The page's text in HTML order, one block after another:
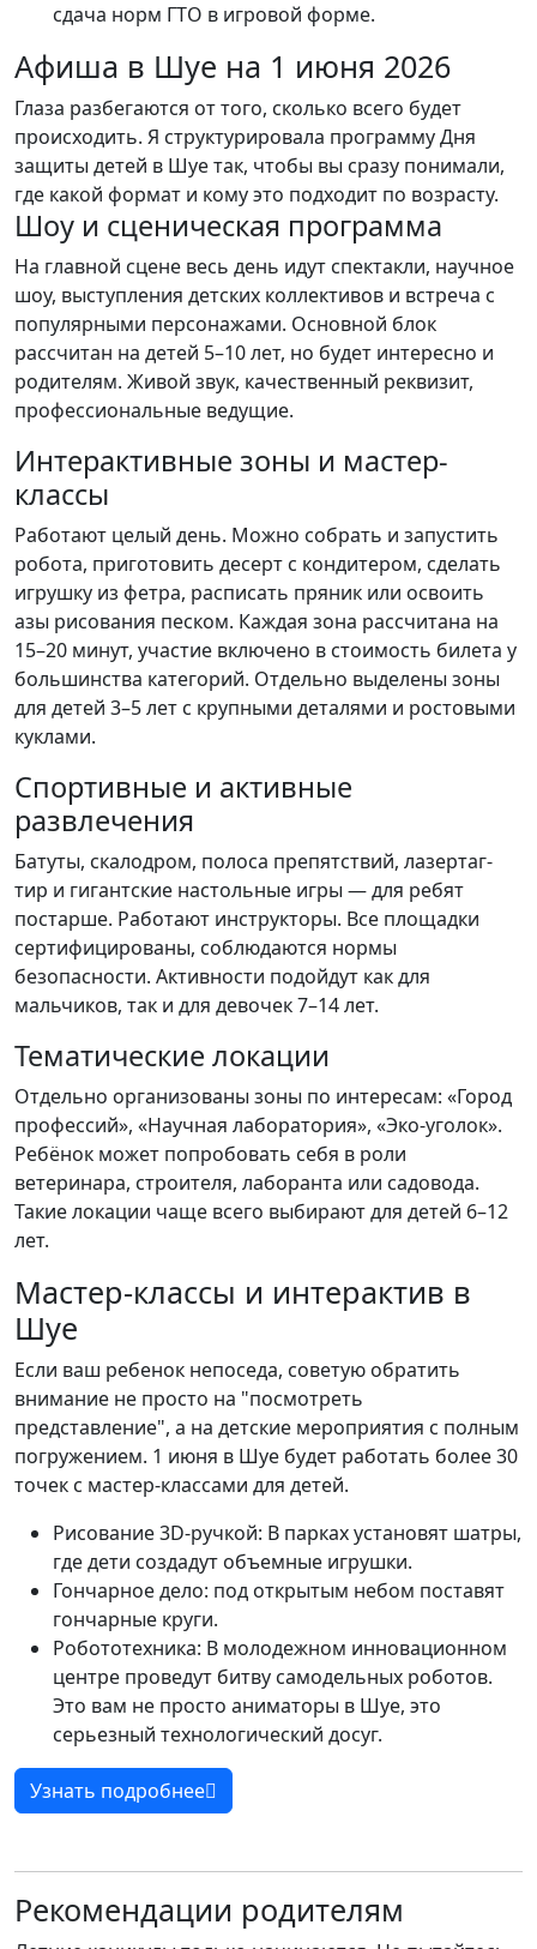
сдача норм ГТО в игровой форме.
Афиша в Шуе на 1 июня 2026
Глаза разбегаются от того, сколько всего будет
происходить. Я структурировала программу Дня
защиты детей в Шуе так, чтобы вы сразу понимали,
где какой формат и кому это подходит по возрасту.
Шоу и сценическая программа
На главной сцене весь день идут спектакли, научное
шоу, выступления детских коллективов и встреча с
популярными персонажами. Основной блок
рассчитан на детей 5–10 лет, но будет интересно и
родителям. Живой звук, качественный реквизит,
профессиональные ведущие.
Интерактивные зоны и мастер-
классы
Работают целый день. Можно собрать и запустить
робота, приготовить десерт с кондитером, сделать
игрушку из фетра, расписать пряник или освоить
азы рисования песком. Каждая зона рассчитана на
15–20 минут, участие включено в стоимость билета у
большинства категорий. Отдельно выделены зоны
для детей 3–5 лет с крупными деталями и ростовыми
куклами.
Спортивные и активные
развлечения
Батуты, скалодром, полоса препятствий, лазертаг-
тир и гигантские настольные игры — для ребят
постарше. Работают инструкторы. Все площадки
сертифицированы, соблюдаются нормы
безопасности. Активности подойдут как для
мальчиков, так и для девочек 7–14 лет.
Тематические локации
Отдельно организованы зоны по интересам: «Город
профессий», «Научная лаборатория», «Эко-уголок».
Ребёнок может попробовать себя в роли
ветеринара, строителя, лаборанта или садовода.
Такие локации чаще всего выбирают для детей 6–12
лет.
Мастер-классы и интерактив в
Шуе
Если ваш ребенок непоседа, советую обратить
внимание не просто на "посмотреть
представление", а на детские мероприятия с полным
погружением. 1 июня в Шуе будет работать более 30
точек с мастер-классами для детей.
Рисование 3D-ручкой: В парках установят шатры,
где дети создадут объемные игрушки.
Гончарное дело: под открытым небом поставят
гончарные круги.
Робототехника: В молодежном инновационном
центре проведут битву самодельных роботов.
Это вам не просто аниматоры в Шуе, это
серьезный технологический досуг.
Узнать подробнее
Рекомендации родителям